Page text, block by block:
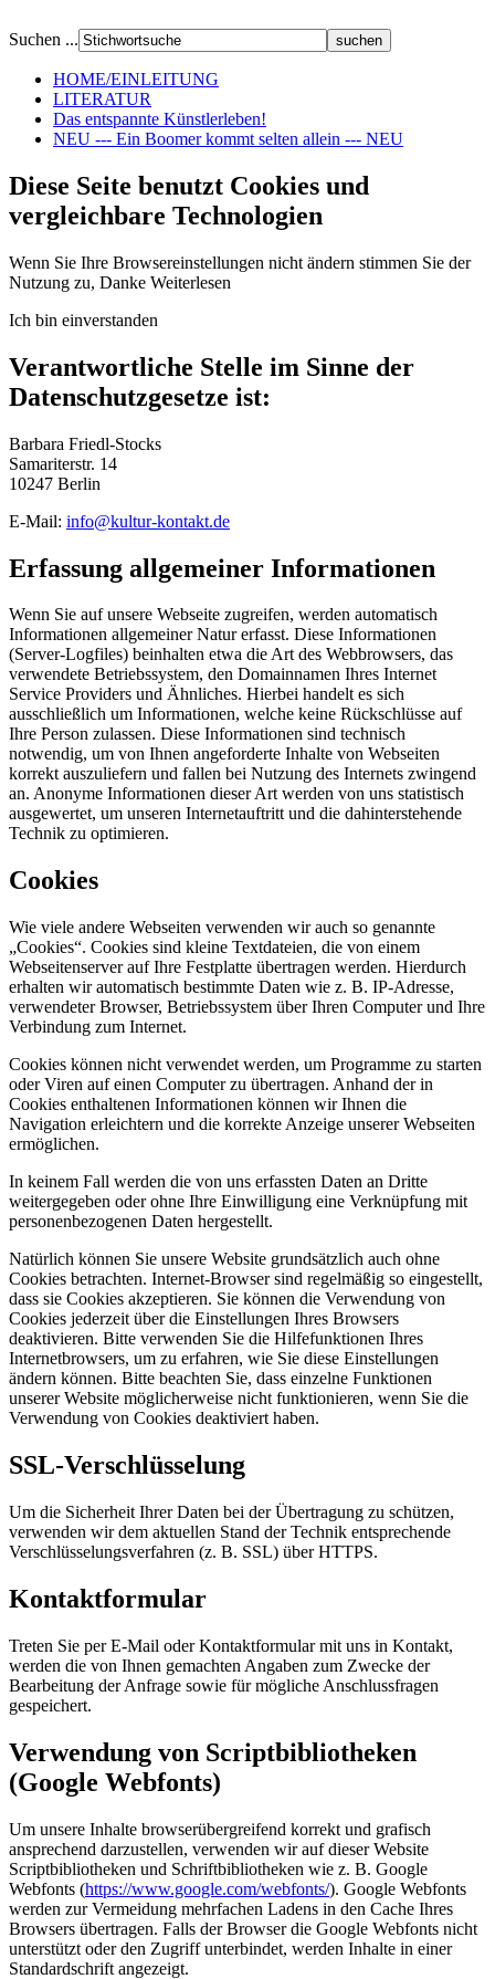
Suchen ...
HOME/EINLEITUNG
LITERATUR
Das entspannte Künstlerleben!
NEU --- Ein Boomer kommt selten allein --- NEU
Diese Seite benutzt Cookies und
vergleichbare Technologien
Wenn Sie Ihre Browsereinstellungen nicht ändern stimmen Sie der
Nutzung zu, Danke Weiterlesen
Ich bin einverstanden
Verantwortliche Stelle im Sinne der
Datenschutzgesetze ist:
Barbara Friedl-Stocks
Samariterstr. 14
10247 Berlin
E-Mail: info@kultur-kontakt.de
Erfassung allgemeiner Informationen
Wenn Sie auf unsere Webseite zugreifen, werden automatisch
Informationen allgemeiner Natur erfasst. Diese Informationen
(Server-Logfiles) beinhalten etwa die Art des Webbrowsers, das
verwendete Betriebssystem, den Domainnamen Ihres Internet
Service Providers und Ähnliches. Hierbei handelt es sich
ausschließlich um Informationen, welche keine Rückschlüsse auf
Ihre Person zulassen. Diese Informationen sind technisch
notwendig, um von Ihnen angeforderte Inhalte von Webseiten
korrekt auszuliefern und fallen bei Nutzung des Internets zwingend
an. Anonyme Informationen dieser Art werden von uns statistisch
ausgewertet, um unseren Internetauftritt und die dahinterstehende
Technik zu optimieren.
Cookies
Wie viele andere Webseiten verwenden wir auch so genannte
„Cookies“. Cookies sind kleine Textdateien, die von einem
Webseitenserver auf Ihre Festplatte übertragen werden. Hierdurch
erhalten wir automatisch bestimmte Daten wie z. B. IP-Adresse,
verwendeter Browser, Betriebssystem über Ihren Computer und Ihre
Verbindung zum Internet.
Cookies können nicht verwendet werden, um Programme zu starten
oder Viren auf einen Computer zu übertragen. Anhand der in
Cookies enthaltenen Informationen können wir Ihnen die
Navigation erleichtern und die korrekte Anzeige unserer Webseiten
ermöglichen.
In keinem Fall werden die von uns erfassten Daten an Dritte
weitergegeben oder ohne Ihre Einwilligung eine Verknüpfung mit
personenbezogenen Daten hergestellt.
Natürlich können Sie unsere Website grundsätzlich auch ohne
Cookies betrachten. Internet-Browser sind regelmäßig so eingestellt,
dass sie Cookies akzeptieren. Sie können die Verwendung von
Cookies jederzeit über die Einstellungen Ihres Browsers
deaktivieren. Bitte verwenden Sie die Hilfefunktionen Ihres
Internetbrowsers, um zu erfahren, wie Sie diese Einstellungen
ändern können. Bitte beachten Sie, dass einzelne Funktionen
unserer Website möglicherweise nicht funktionieren, wenn Sie die
Verwendung von Cookies deaktiviert haben.
SSL-Verschlüsselung
Um die Sicherheit Ihrer Daten bei der Übertragung zu schützen,
verwenden wir dem aktuellen Stand der Technik entsprechende
Verschlüsselungsverfahren (z. B. SSL) über HTTPS.
Kontaktformular
Treten Sie per E-Mail oder Kontaktformular mit uns in Kontakt,
werden die von Ihnen gemachten Angaben zum Zwecke der
Bearbeitung der Anfrage sowie für mögliche Anschlussfragen
gespeichert.
Verwendung von Scriptbibliotheken
(Google Webfonts)
Um unsere Inhalte browserübergreifend korrekt und grafisch
ansprechend darzustellen, verwenden wir auf dieser Website
Scriptbibliotheken und Schriftbibliotheken wie z. B. Google
Webfonts (https://www.google.com/webfonts/). Google Webfonts
werden zur Vermeidung mehrfachen Ladens in den Cache Ihres
Browsers übertragen. Falls der Browser die Google Webfonts nicht
unterstützt oder den Zugriff unterbindet, werden Inhalte in einer
Standardschrift angezeigt.